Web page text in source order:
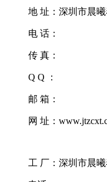
地 址：深圳市晨
电 话：
传 真：
Q Q ：
邮 箱：
网 址：
工 厂：深圳市晨